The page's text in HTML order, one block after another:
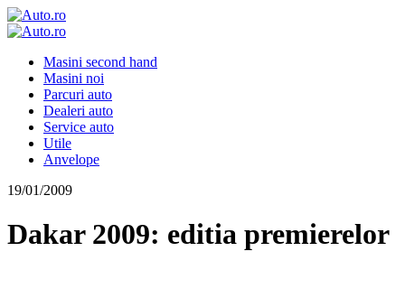
Masini second hand
Masini noi
Parcuri auto
Dealeri auto
Service auto
Utile
Anvelope
19/01/2009
Dakar 2009: editia premierelor